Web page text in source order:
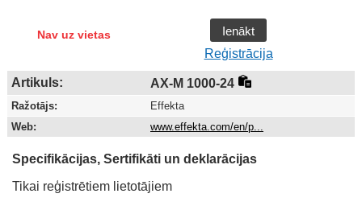
Nav uz vietas
Ienākt
Reģistrācija
Artikuls: AX-M 1000-24
Ražotājs:
Effekta
Web:
www.effekta.com/en/p...
Specifikācijas, Sertifikāti un deklarācijas
Tikai reģistrētiem lietotājiem